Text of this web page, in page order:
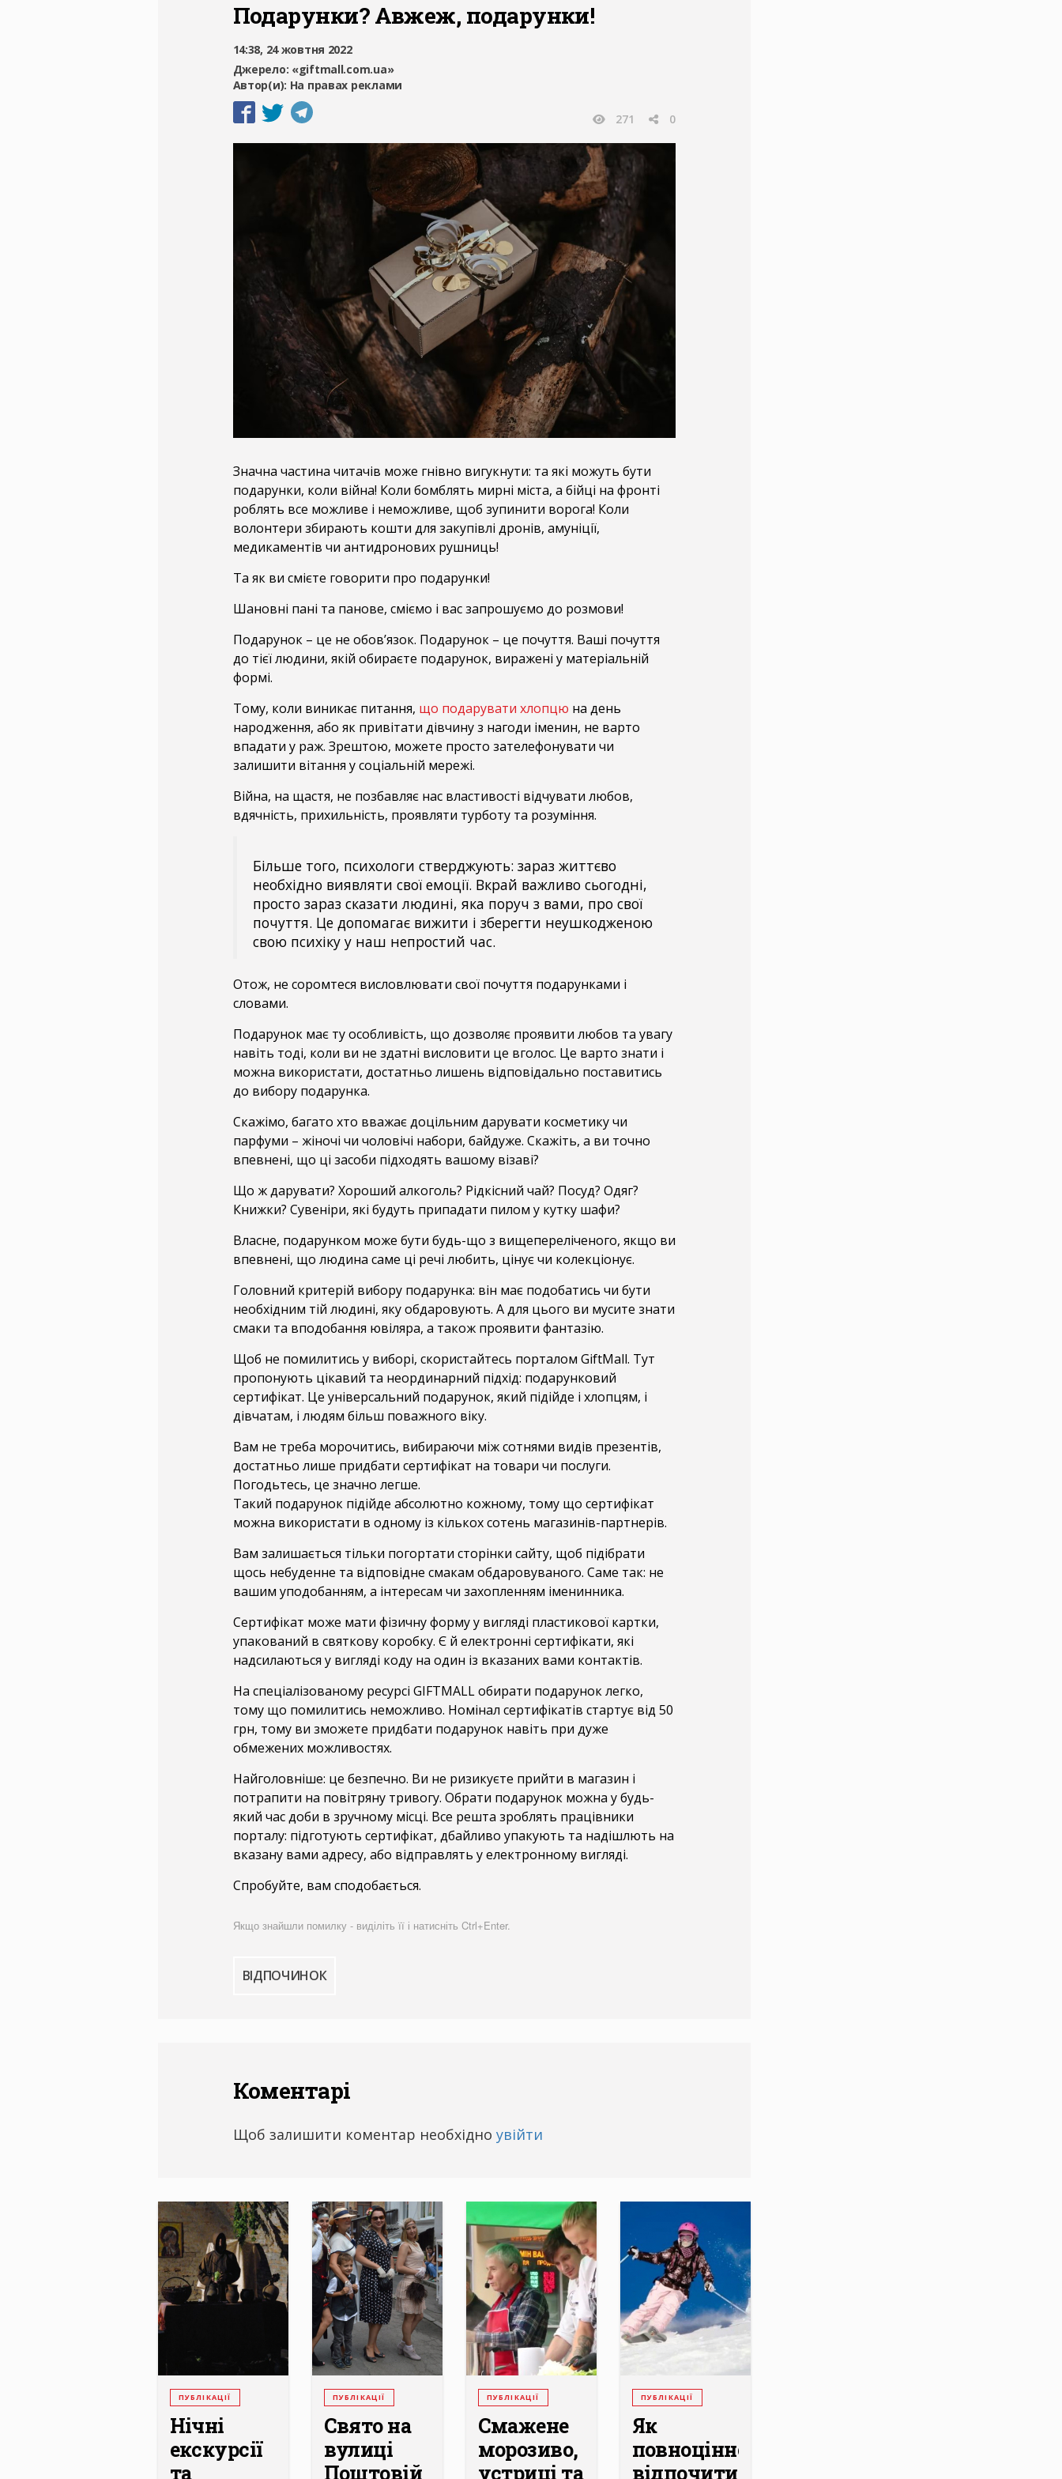
Подарунки? Авжеж, подарунки!
14:38, 24 жовтня 2022
Джерело: «giftmall.com.ua»
Автор(и): На правах реклами
271 0
Значна частина читачів може гнівно вигукнути: та які можуть бути
подарунки, коли війна! Коли бомблять мирні міста, а бійці на фронті
роблять все можливе і неможливе, щоб зупинити ворога! Коли
волонтери збирають кошти для закупівлі дронів, амуніції,
медикаментів чи антидронових рушниць!
Та як ви смієте говорити про подарунки!
Шановні пані та панове, сміємо і вас запрошуємо до розмови!
Подарунок – це не обов’язок. Подарунок – це почуття. Ваші почуття
до тієї людини, якій обираєте подарунок, виражені у матеріальній
формі.
Тому, коли виникає питання, що подарувати хлопцю на день
народження, або як привітати дівчину з нагоди іменин, не варто
впадати у раж. Зрештою, можете просто зателефонувати чи
залишити вітання у соціальній мережі.
Війна, на щастя, не позбавляє нас властивості відчувати любов,
вдячність, прихильність, проявляти турботу та розуміння.
Більше того, психологи стверджують: зараз життєво
необхідно виявляти свої емоції. Вкрай важливо сьогодні,
просто зараз сказати людині, яка поруч з вами, про свої
почуття. Це допомагає вижити і зберегти неушкодженою
свою психіку у наш непростий час.
Отож, не соромтеся висловлювати свої почуття подарунками і
словами.
Подарунок має ту особливість, що дозволяє проявити любов та увагу
навіть тоді, коли ви не здатні висловити це вголос. Це варто знати і
можна використати, достатньо лишень відповідально поставитись
до вибору подарунка.
Скажімо, багато хто вважає доцільним дарувати косметику чи
парфуми – жіночі чи чоловічі набори, байдуже. Скажіть, а ви точно
впевнені, що ці засоби підходять вашому візаві?
Що ж дарувати? Хороший алкоголь? Рідкісний чай? Посуд? Одяг?
Книжки? Сувеніри, які будуть припадати пилом у кутку шафи?
Власне, подарунком може бути будь-що з вищепереліченого, якщо ви
впевнені, що людина саме ці речі любить, цінує чи колекціонує.
Головний критерій вибору подарунка: він має подобатись чи бути
необхідним тій людині, яку обдаровують. А для цього ви мусите знати
смаки та вподобання ювіляра, а також проявити фантазію.
Щоб не помилитись у виборі, скористайтесь порталом GiftMall. Тут
пропонують цікавий та неординарний підхід: подарунковий
сертифікат. Це універсальний подарунок, який підійде і хлопцям, і
дівчатам, і людям більш поважного віку.
Вам не треба морочитись, вибираючи між сотнями видів презентів,
достатньо лише придбати сертифікат на товари чи послуги.
Погодьтесь, це значно легше.
Такий подарунок підійде абсолютно кожному, тому що сертифікат
можна використати в одному із кількох сотень магазинів-партнерів.
Вам залишається тільки погортати сторінки сайту, щоб підібрати
щось небуденне та відповідне смакам обдаровуваного. Саме так: не
вашим уподобанням, а інтересам чи захопленням іменинника.
Сертифікат може мати фізичну форму у вигляді пластикової картки,
упакований в святкову коробку. Є й електронні сертифікати, які
надсилаються у вигляді коду на один із вказаних вами контактів.
На спеціалізованому ресурсі GIFTMALL обирати подарунок легко,
тому що помилитись неможливо. Номінал сертифікатів стартує від 50
грн, тому ви зможете придбати подарунок навіть при дуже
обмежених можливостях.
Найголовніше: це безпечно. Ви не ризикуєте прийти в магазин і
потрапити на повітряну тривогу. Обрати подарунок можна у будь-
який час доби в зручному місці. Все решта зроблять працівники
порталу: підготують сертифікат, дбайливо упакують та надішлють на
вказану вами адресу, або відправлять у електронному вигляді.
Спробуйте, вам сподобається.
Якщо знайшли помилку - виділіть її і натисніть Ctrl+Enter.
ВІДПОЧИНОК
Коментарі
Щоб залишити коментар необхідно увійти
ПУБЛІКАЦІЇ
Нічні
екскурсії
та
ПУБЛІКАЦІЇ
Свято на
вулиці
Поштовій
ПУБЛІКАЦІЇ
Смажене
морозиво,
устриці та
ПУБЛІКАЦІЇ
Як
повноцінно
відпочити